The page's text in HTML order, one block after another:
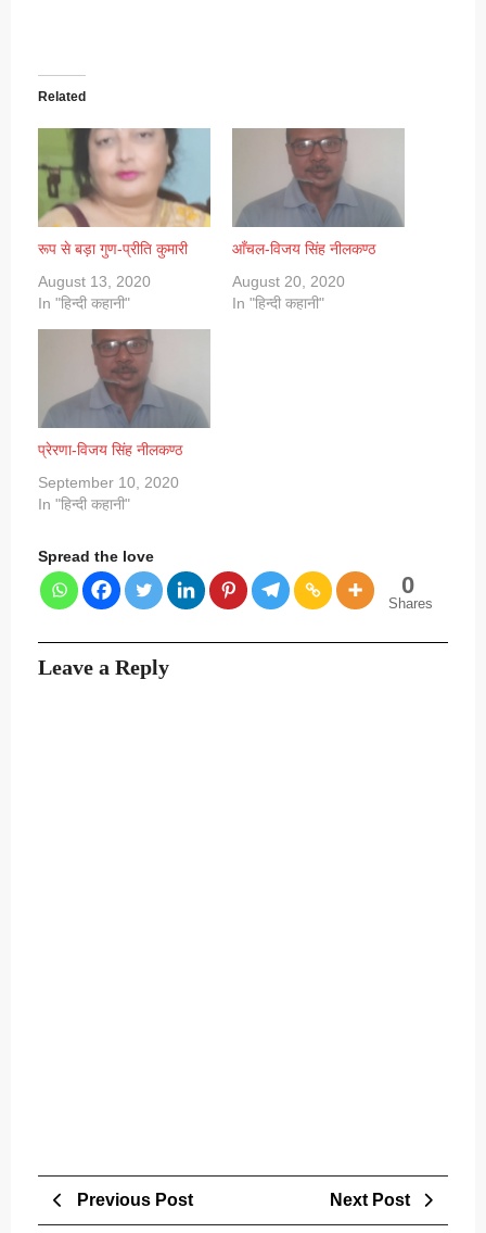
Related
रूप से बड़ा गुण-प्रीति कुमारी
August 13, 2020
In "हिन्दी कहानी"
आँचल-विजय सिंह नीलकण्ठ
August 20, 2020
In "हिन्दी कहानी"
प्रेरणा-विजय सिंह नीलकण्ठ
September 10, 2020
In "हिन्दी कहानी"
Spread the love
0
Shares
Leave a Reply
Post
navigation
Previous PostPrevious
Next Post